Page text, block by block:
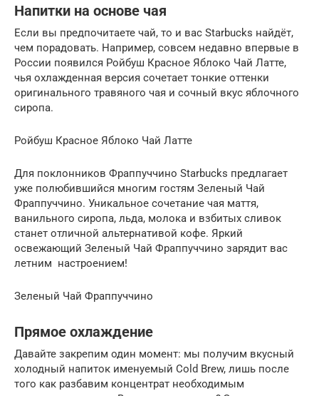
Напитки на основе чая
Если вы предпочитаете чай, то и вас Starbucks найдёт,
чем порадовать. Например, совсем недавно впервые в
России появился Ройбуш Красное Яблоко Чай Латте,
чья охлажденная версия сочетает тонкие оттенки
оригинального травяного чая и сочный вкус яблочного
сиропа.
Ройбуш Красное Яблоко Чай Латте
Для поклонников Фраппуччино Starbucks предлагает
уже полюбившийся многим гостям Зеленый Чай
Фраппуччино. Уникальное сочетание чая маття,
ванильного сиропа, льда, молока и взбитых сливок
станет отличной альтернативой кофе. Яркий
освежающий Зеленый Чай Фраппуччино зарядит вас
летним настроением!
Зеленый Чай Фраппуччино
Прямое охлаждение
Давайте закрепим один момент: мы получим вкусный
холодный напиток именуемый Cold Brew, лишь после
того как разбавим концентрат необходимым